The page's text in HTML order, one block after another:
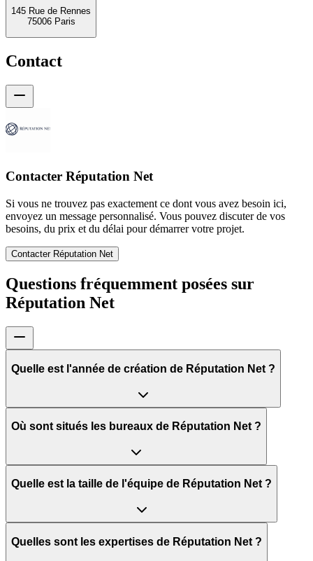
145 Rue de Rennes
75006 Paris
Contact
Contacter Réputation Net
Si vous ne trouvez pas exactement ce dont vous avez besoin ici,
envoyez un message personnalisé. Vous pouvez discuter de vos
besoins, du prix et du délai pour démarrer votre projet.
Contacter Réputation Net
Questions fréquemment posées sur
Réputation Net
Quelle est l'année de création de Réputation Net ?
Où sont situés les bureaux de Réputation Net ?
Quelle est la taille de l'équipe de Réputation Net ?
Quelles sont les expertises de Réputation Net ?